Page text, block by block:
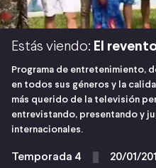
Estás viendo: El
Programa de entretenimiento,
en todos sus géneros y la
más querido de la televisión
entrevistando, presentando y
internacionales.
Temporada 4 20/01/